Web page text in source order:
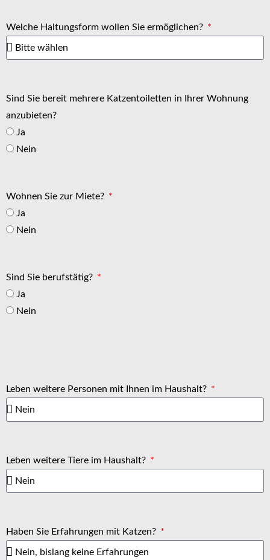
Welche Haltungsform wollen Sie ermöglichen?
Sind Sie bereit mehrere Katzentoiletten in Ihrer Wohnung
anzubieten?
Ja
Nein
Wohnen Sie zur Miete?
Ja
Nein
Sind Sie berufstätig?
Ja
Nein
Leben weitere Personen mit Ihnen im Haushalt?
Leben weitere Tiere im Haushalt?
Haben Sie Erfahrungen mit Katzen?